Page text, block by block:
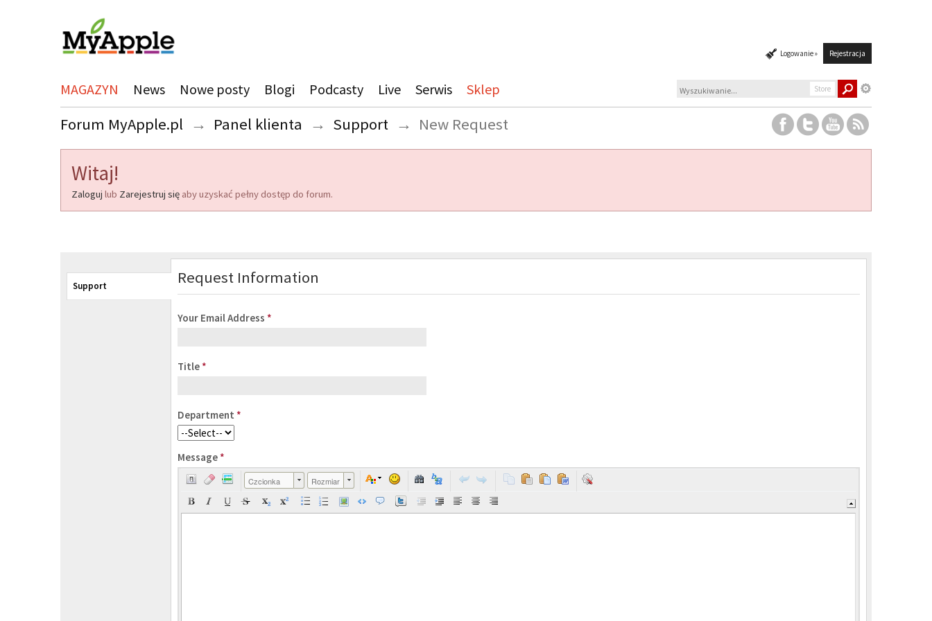
Logowanie » Rejestracja
MAGAZYN News Nowe posty Blogi Podcasty Live Serwis Sklep Store
Forum MyApple.pl → Panel klienta → Support → New Request
Witaj!
Zaloguj lub Zarejestruj się aby uzyskać pełny dostęp do forum.
Support Request Information
Your Email Address *
Title *
Department *
Message *
Czcionka Rozmiar